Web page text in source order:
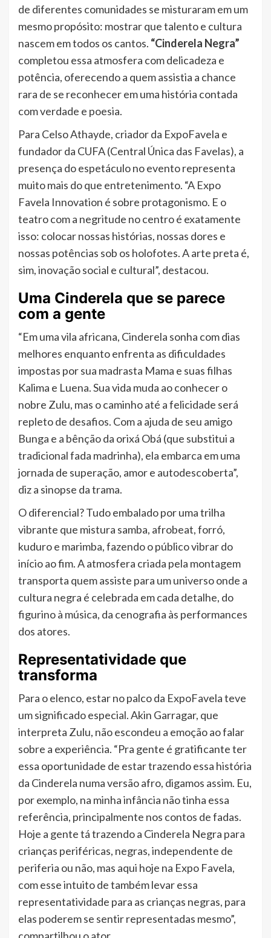
de diferentes comunidades se misturaram em um
mesmo propósito: mostrar que talento e cultura
nascem em todos os cantos. “Cinderela Negra”
completou essa atmosfera com delicadeza e
potência, oferecendo a quem assistia a chance
rara de se reconhecer em uma história contada
com verdade e poesia.
Para Celso Athayde, criador da ExpoFavela e
fundador da CUFA (Central Única das Favelas), a
presença do espetáculo no evento representa
muito mais do que entretenimento. “A Expo
Favela Innovation é sobre protagonismo. E o
teatro com a negritude no centro é exatamente
isso: colocar nossas histórias, nossas dores e
nossas potências sob os holofotes. A arte preta é,
sim, inovação social e cultural”, destacou.
Uma Cinderela que se parece
com a gente
“Em uma vila africana, Cinderela sonha com dias
melhores enquanto enfrenta as dificuldades
impostas por sua madrasta Mama e suas filhas
Kalima e Luena. Sua vida muda ao conhecer o
nobre Zulu, mas o caminho até a felicidade será
repleto de desafios. Com a ajuda de seu amigo
Bunga e a bênção da orixá Obá (que substitui a
tradicional fada madrinha), ela embarca em uma
jornada de superação, amor e autodescoberta”,
diz a sinopse da trama.
O diferencial? Tudo embalado por uma trilha
vibrante que mistura samba, afrobeat, forró,
kuduro e marimba, fazendo o público vibrar do
início ao fim. A atmosfera criada pela montagem
transporta quem assiste para um universo onde a
cultura negra é celebrada em cada detalhe, do
figurino à música, da cenografia às performances
dos atores.
Representatividade que
transforma
Para o elenco, estar no palco da ExpoFavela teve
um significado especial. Akin Garragar, que
interpreta Zulu, não escondeu a emoção ao falar
sobre a experiência. “Pra gente é gratificante ter
essa oportunidade de estar trazendo essa história
da Cinderela numa versão afro, digamos assim. Eu,
por exemplo, na minha infância não tinha essa
referência, principalmente nos contos de fadas.
Hoje a gente tá trazendo a Cinderela Negra para
crianças periféricas, negras, independente de
periferia ou não, mas aqui hoje na Expo Favela,
com esse intuito de também levar essa
representatividade para as crianças negras, para
elas poderem se sentir representadas mesmo”,